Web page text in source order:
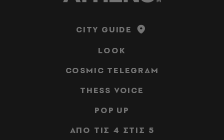
CITY GUIDE
LOOK
COSMIC TELEGRAM
THESS VOICE
POP UP
ΑΠΟ ΤΙΣ 4 ΣΤΙΣ 5